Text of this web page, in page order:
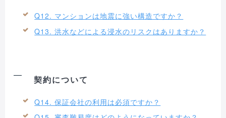
Q12. マンションは地震に強い構造ですか？
Q13. 洪水などによる浸水のリスクはありますか？
契約について
Q14. 保証会社の利用は必須ですか？